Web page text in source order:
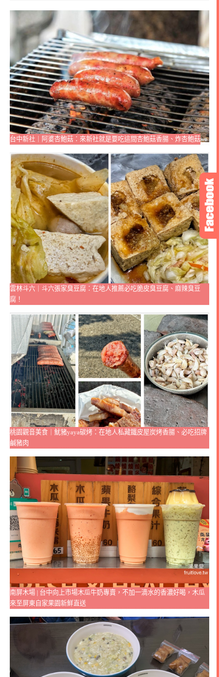
台中新社｜阿婆杏鮑菇：來新社就是要吃這間杏鮑菇香腸、炸杏鮑菇
雲林斗六｜斗六張家臭豆腐：在地人推薦必吃脆皮臭豆腐、麻辣臭豆
腐！
桃園觀音美食｜魷豬yaya碳烤：在地人私藏鐵皮屋炭烤香腸、必吃招牌
鹹豬肉
南屏木場 | 台中向上市場木瓜牛奶專賣，不加一滴水的香濃好喝，木瓜
來至屏東自家果園新鮮直送